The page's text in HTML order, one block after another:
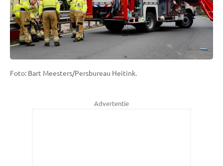
Foto: Bart Meesters/Persbureau Heitink.
Advertentie